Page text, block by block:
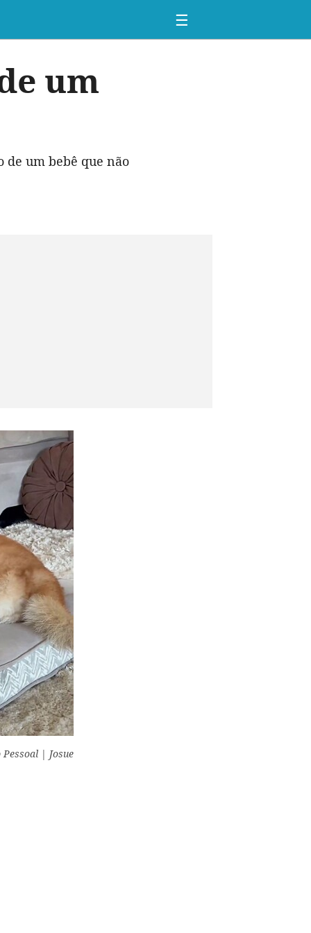
☰
um
de um bebê que não
| Josue